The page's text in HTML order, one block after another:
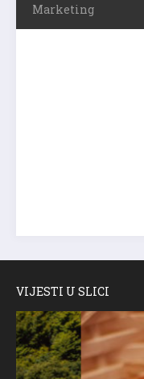
Marketing
VIJESTI U SLICI